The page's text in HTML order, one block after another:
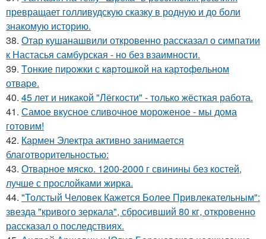
превращает голливудскую сказку в родную и до боли
знакомую историю.
38. Отар кушанашвили откровенно рассказал о симпатии
к Настасья самбурская - но без взаимности.
39. Tонкие пиpoжки с кaртoшкoй на картoфeльном
отваpe.
40. 45 лет и никакой "Лёгкости" - только жёсткая работа.
41. Самое вкусное сливочное мороженое - мы дома
готовим!
42. Кармен Электра активно занимается
благотворительностью:
43. Отварное мяско. 1200-2000 г свинины без костей,
лучше с прослойками жирка.
44. "Толстый Человек Кажется Более Привлекательным":
звезда "кривого зеркала", сбросивший 80 кг, откровенно
рассказал о последствиях.